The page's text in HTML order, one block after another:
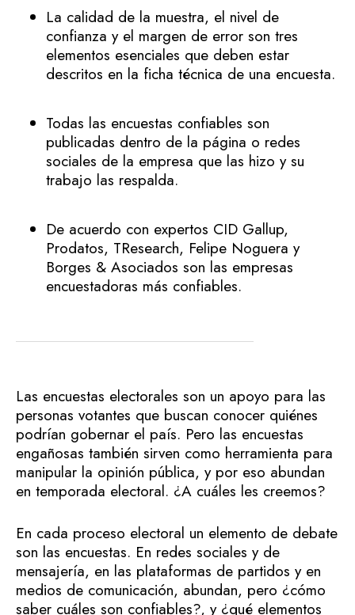
La calidad de la muestra, el nivel de
confianza y el margen de error son tres
elementos esenciales que deben estar
descritos en la ficha técnica de una encuesta.
Todas las encuestas confiables son
publicadas dentro de la página o redes
sociales de la empresa que las hizo y su
trabajo las respalda.
De acuerdo con expertos CID Gallup,
Prodatos, TResearch, Felipe Noguera y
Borges & Asociados son las empresas
encuestadoras más confiables.
Las encuestas electorales son un apoyo para las
personas votantes que buscan conocer quiénes
podrían gobernar el país. Pero las encuestas
engañosas también sirven como herramienta para
manipular la opinión pública, y por eso abundan
en temporada electoral. ¿A cuáles les creemos?
En cada proceso electoral un elemento de debate
son las encuestas. En redes sociales y de
mensajería, en las plataformas de partidos y en
medios de comunicación, abundan, pero ¿cómo
saber cuáles son confiables?, y ¿qué elementos